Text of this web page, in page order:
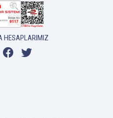
HESAPLARIMIZ